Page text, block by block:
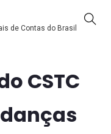
de Contas do Brasil
CSTC